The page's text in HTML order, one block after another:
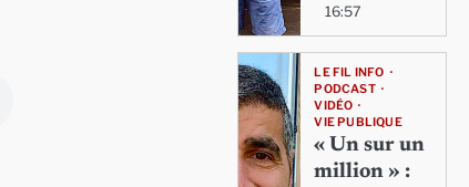
16:57
LE FIL INFO
PODCAST
VIDÉO
VIE PUBLIQUE
« Un sur un
million » :